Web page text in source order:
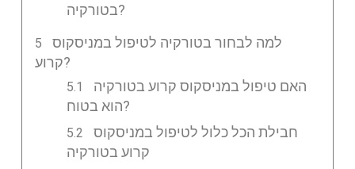
בטורקיה?
למה לבחור בטורקיה לטיפול במניסקוס
קרוע?
האם טיפול במניסקוס קרוע בטורקיה
הוא בטוח?
חבילת הכל כלול לטיפול במניסקוס
קרוע בטורקיה